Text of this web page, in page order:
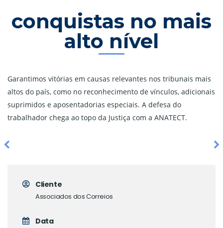
conquistas no mais
alto nível
Garantimos vitórias em causas relevantes nos tribunais mais
altos do país, como no reconhecimento de vínculos, adicionais
suprimidos e aposentadorias especiais. A defesa do
trabalhador chega ao topo da Justiça com a ANATECT.
Cliente
Associados dos Correios
Data